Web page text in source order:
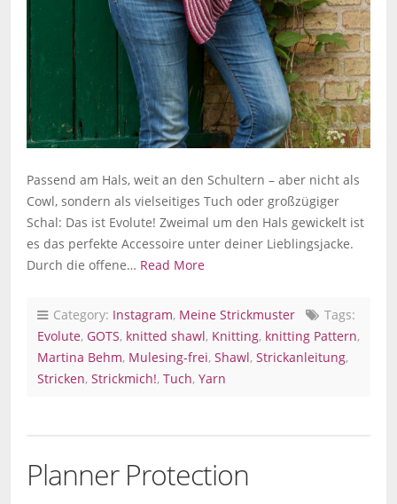
Passend am Hals, weit an den Schultern – aber nicht als
Cowl, sondern als vielseitiges Tuch oder großzügiger
Schal: Das ist Evolute! Zweimal um den Hals gewickelt ist
es das perfekte Accessoire unter deiner Lieblingsjacke.
Durch die offene… Read More
Category: Instagram, Meine Strickmuster
Tags:
Evolute, GOTS, knitted shawl, Knitting, knitting Pattern,
Martina Behm, Mulesing-frei, Shawl, Strickanleitung,
Stricken, Strickmich!, Tuch, Yarn
Planner Protection